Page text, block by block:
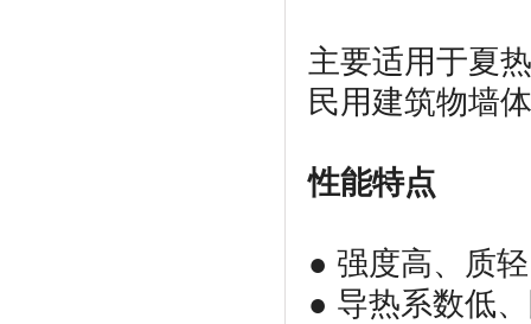
主要适用于夏
民用建筑物墙
性能特点
● 强度高、质
● 导热系数低